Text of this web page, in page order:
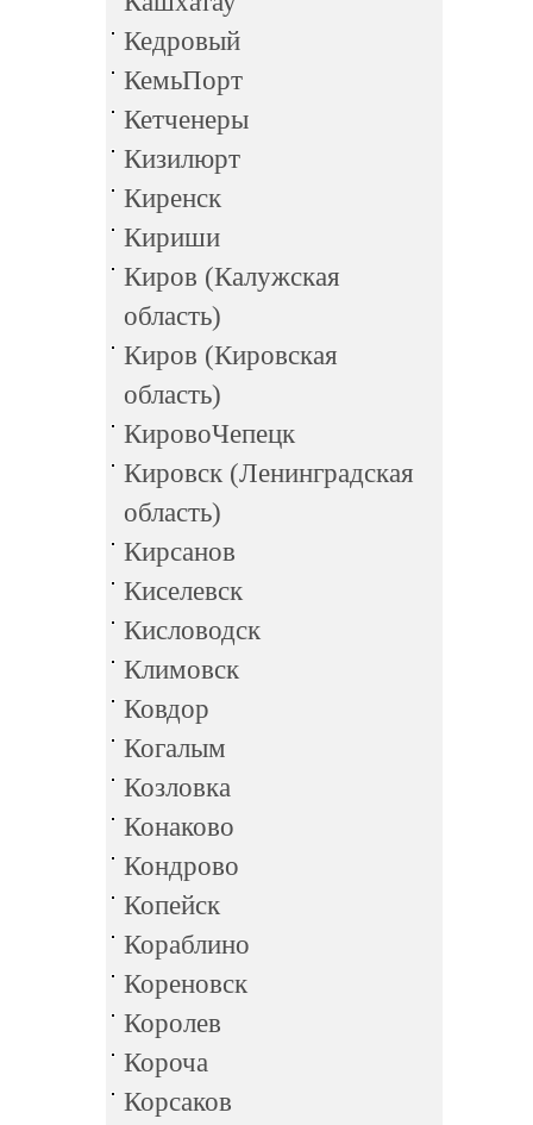
Кедровый
КемьПорт
Кетченеры
Кизилюрт
Киренск
Кириши
Киров (Калужская
область)
Киров (Кировская
область)
КировоЧепецк
Кировск (Ленинградская
область)
Кирсанов
Киселевск
Кисловодск
Климовск
Ковдор
Когалым
Козловка
Конаково
Кондрово
Копейск
Кораблино
Кореновск
Королев
Короча
Корсаков